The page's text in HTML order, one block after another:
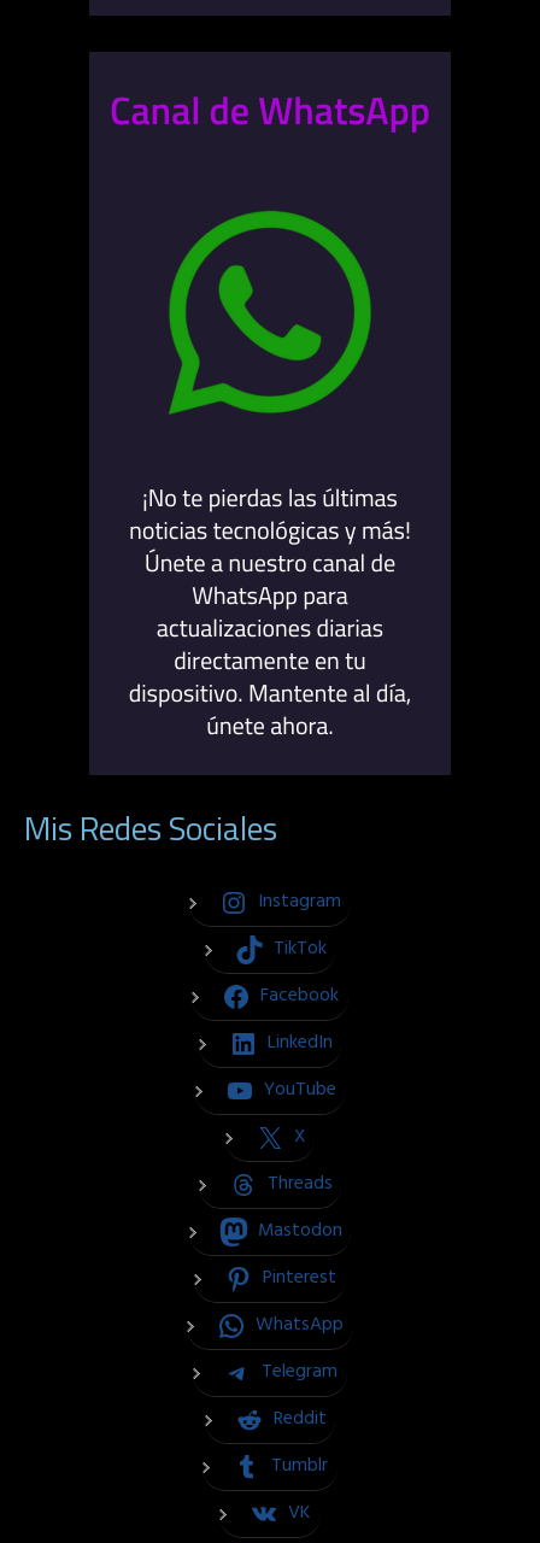
Mis Redes Sociales
Instagram
TikTok
Facebook
LinkedIn
YouTube
X
Threads
Mastodon
Pinterest
WhatsApp
Telegram
Reddit
Tumblr
VK